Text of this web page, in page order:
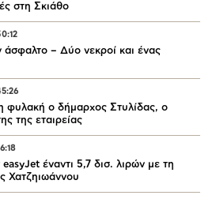
στη Σκιάθο
– Δύο νεκροί και ένας
φυλακή ο δήμαρχος Στυλίδας, ο
της εταιρείας
έναντι 5,7 δισ. λιρών με τη
Χατζηιωάννου